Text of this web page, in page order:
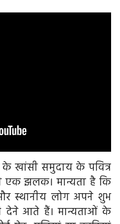
के खांसी समुदाय के पवित्र
एक झलक। मान्यता है कि
स्थानीय लोग अपने शुभ
देने आते हैं। मान्यताओं के